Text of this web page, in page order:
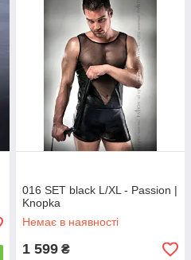
016 SET black L/XL - Passion |
Knopka
Немає в наявності
1 599 ₴